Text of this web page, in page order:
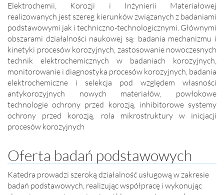
Elektrochemii, Korozji i Inżynierii Materiałowej
realizowanych jest szereg kierunków związanych z badaniami
podstawowymi jak i techniczno-technologicznymi. Głównymi
obszarami działalności naukowej są: badania mechanizmu i
kinetyki procesów korozyjnych, zastosowanie nowoczesnych
technik elektrochemicznych w badaniach korozyjnych,
monitorowanie i diagnostyka procesów korozyjnych, badania
elektrochemiczne i selekcja pod względem własności
antykorozyjnych nowych materiałów, powłokowe
technologie ochrony przed korozją, inhibitorowe systemy
ochrony przed korozją, rola mikrostruktury w inicjacji
procesów korozyjnych
Oferta badań podstawowych
Katedra prowadzi szeroką działalność usługową w zakresie
badań podstawowych, realizując współpracę i wykonując